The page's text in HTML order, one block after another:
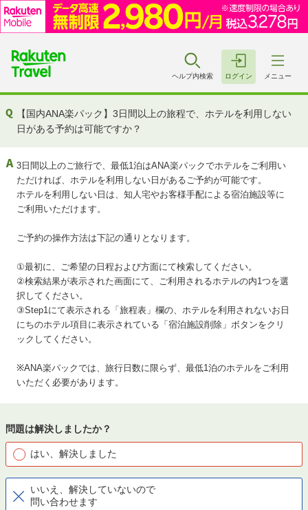
ヘルプ内検索 ログイン メニュー
【国内ANA楽パック】3日間以上の旅程で、ホテルを利用しない
日がある予約は可能ですか？
3日間以上のご旅行で、最低1泊はANA楽パックでホテルをご利用い
ただければ、ホテルを利用しない日があるご予約が可能です。
ホテルを利用しない日は、知人宅やお客様手配による宿泊施設等に
ご利用いただけます。
ご予約の操作方法は下記の通りとなります。
①最初に、ご希望の日程および方面にて検索してください。
②検索結果が表示された画面にて、ご利用されるホテルの内1つを選
択してください。
③Step1にて表示される「旅程表」欄の、ホテルを利用されないお日
にちのホテル項目に表示されている「宿泊施設削除」ボタンをクリ
ックしてください。
※ANA楽パックでは、旅行日数に限らず、最低1泊のホテルをご利用
いただく必要があります。
問題は解決しましたか？
はい、解決しました
いいえ、解決していないので
問い合わせます